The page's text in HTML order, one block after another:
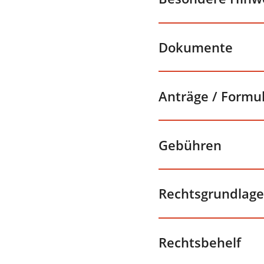
Dokumente
Anträge /
Gebühren
Rechtsgrundlage
Rechtsbehelf